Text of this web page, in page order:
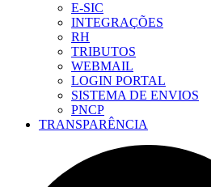
E-SIC
INTEGRAÇÕES
RH
TRIBUTOS
WEBMAIL
LOGIN PORTAL
SISTEMA DE ENVIOS
PNCP
TRANSPARÊNCIA